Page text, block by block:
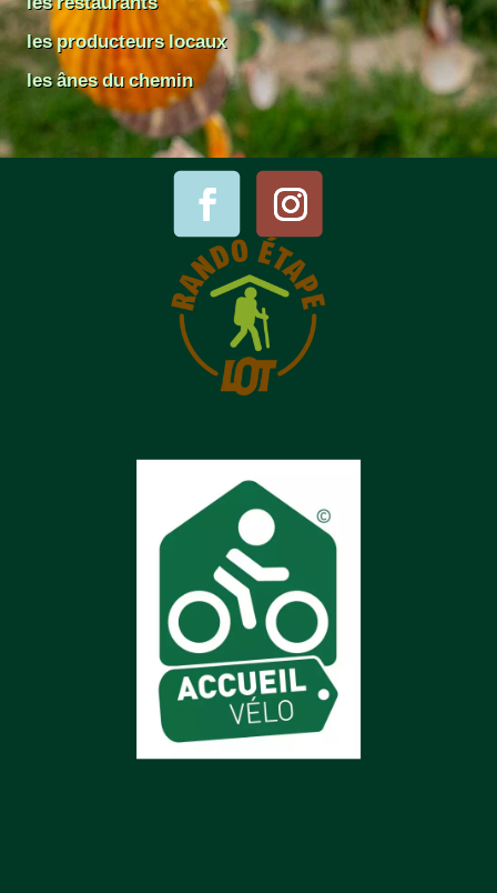
les producteurs locaux
les ânes du chemin